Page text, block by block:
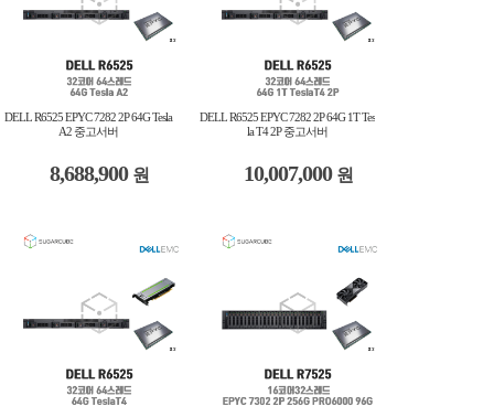
DELL R6525 EPYC 7282 2P 64G Tesla
A2 중고서버
8,688,900 원
DELL R6525 EPYC 7282 2P 64G 1T Tes
la T4 2P 중고서버
10,007,000 원